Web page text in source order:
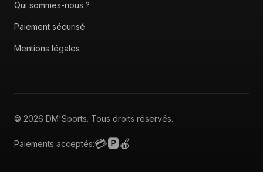
Qui sommes-nous ?
Paiement sécurisé
Mentions légales
© 2026 DM'Sports. Tous droits réservés.
Paiements acceptés:💳🅿️🍎